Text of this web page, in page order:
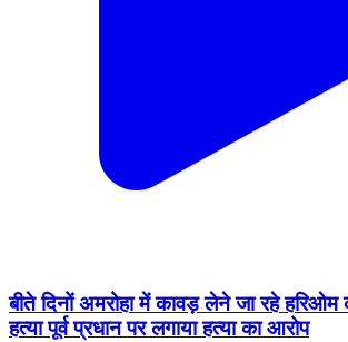
बीते दिनों अमरोहा में कावड़ लेने जा रहे हरिओम
हत्या पूर्व प्रधान पर लगाया हत्या का आरोप